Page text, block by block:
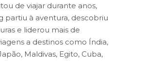
de viajar durante anos,
partiu à aventura, descobriu
e liderou mais de
a destinos como Índia,
Maldivas, Egito, Cuba,